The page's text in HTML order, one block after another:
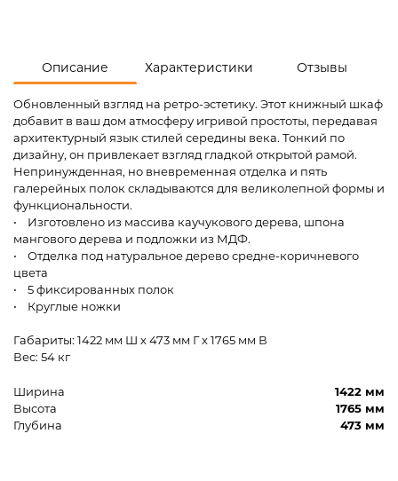
Описание Характеристики Отзывы
Обновленный взгляд на ретро-эстетику. Этот книжный шкаф
добавит в ваш дом атмосферу игривой простоты, передавая
архитектурный язык стилей середины века. Тонкий по
дизайну, он привлекает взгляд гладкой открытой рамой.
Непринужденная, но вневременная отделка и пять
галерейных полок складываются для великолепной формы и
функциональности.
• Изготовлено из массива каучукового дерева, шпона
мангового дерева и подложки из МДФ.
• Отделка под натуральное дерево средне-коричневого
цвета
• 5 фиксированных полок
• Круглые ножки
Габариты: 1422 мм Ш x 473 мм Г x 1765 мм В
Вес: 54 кг
Ширина
1422 мм
Высота
1765 мм
Глубина
473 мм